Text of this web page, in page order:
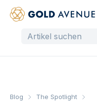
Blog
The Spotlight